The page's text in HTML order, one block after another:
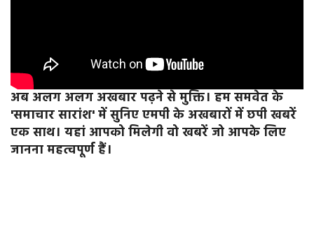
अब अलग अलग अखबार पढ़ने से मुक्ति। हम समवेत के
'समाचार सारांश' में सुनिए एमपी के अखबारों में छपी खबरें
एक साथ। यहां आपको मिलेगी वो खबरें जो आपके लिए
जानना महत्वपूर्ण हैं।